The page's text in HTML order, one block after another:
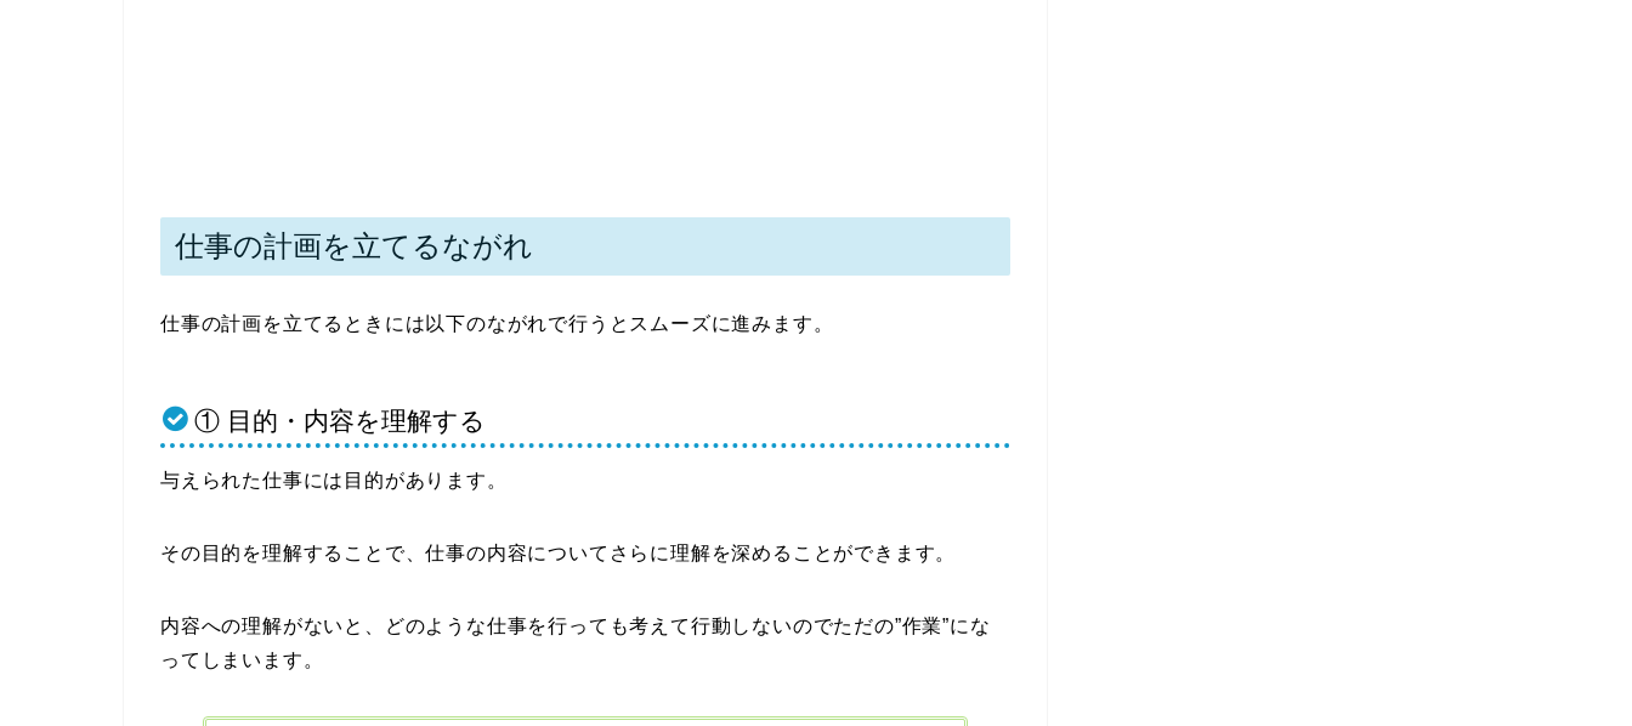
仕事の計画を立てるながれ
仕事の計画を立てるときには以下のながれで行うとスムーズに進みます。
① 目的・内容を理解する
与えられた仕事には目的があります。
その目的を理解することで、仕事の内容についてさらに理解を深めることができます。
内容への理解がないと、どのような仕事を行っても考えて行動しないのでただの”作業”にな
ってしまいます。